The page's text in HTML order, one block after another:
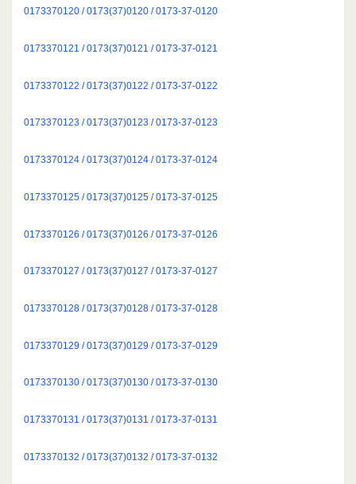
0173370120 / 0173(37)0120 / 0173-37-0120
0173370121 / 0173(37)0121 / 0173-37-0121
0173370122 / 0173(37)0122 / 0173-37-0122
0173370123 / 0173(37)0123 / 0173-37-0123
0173370124 / 0173(37)0124 / 0173-37-0124
0173370125 / 0173(37)0125 / 0173-37-0125
0173370126 / 0173(37)0126 / 0173-37-0126
0173370127 / 0173(37)0127 / 0173-37-0127
0173370128 / 0173(37)0128 / 0173-37-0128
0173370129 / 0173(37)0129 / 0173-37-0129
0173370130 / 0173(37)0130 / 0173-37-0130
0173370131 / 0173(37)0131 / 0173-37-0131
0173370132 / 0173(37)0132 / 0173-37-0132